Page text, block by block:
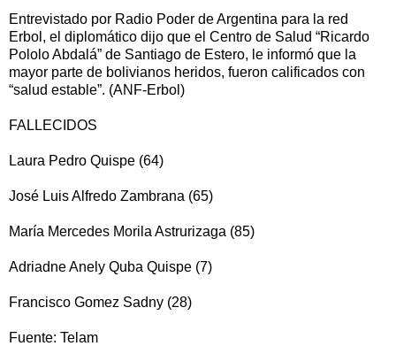
Entrevistado por Radio Poder de Argentina para la red
Erbol, el diplomático dijo que el Centro de Salud “Ricardo
Pololo Abdalá” de Santiago de Estero, le informó que la
mayor parte de bolivianos heridos, fueron calificados con
“salud estable”. (ANF-Erbol)
FALLECIDOS
Laura Pedro Quispe (64)
José Luis Alfredo Zambrana (65)
María Mercedes Morila Astrurizaga (85)
Adriadne Anely Quba Quispe (7)
Francisco Gomez Sadny (28)
Fuente: Telam